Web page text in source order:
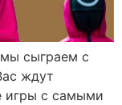
сыграем с
ждут
игры с самыми